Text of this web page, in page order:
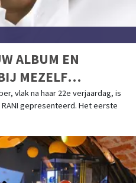
ALBUM EN
MEZELF
DIE UITKOMT"
vlak na haar 22e verjaardag, is
gepresenteerd. Het eerste